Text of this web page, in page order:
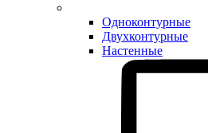
Одноконтурные
Двухконтурные
Настенные